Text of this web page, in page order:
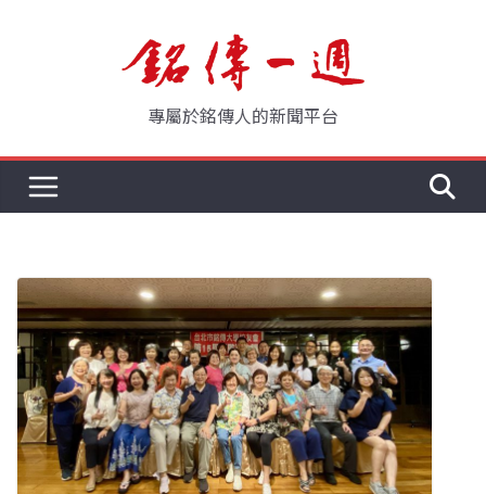
專屬於銘傳人的新聞平台